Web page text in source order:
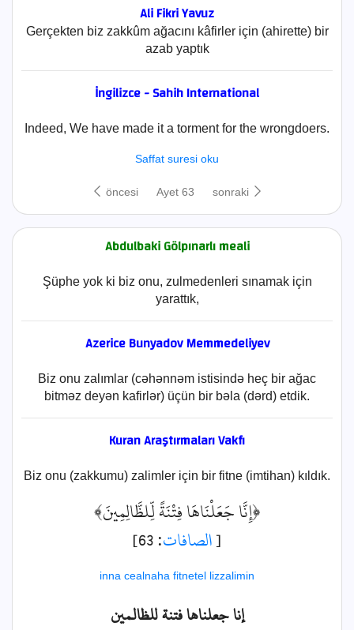
Ali Fikri Yavuz
Gerçekten biz zakkûm ağacını kâfirler için (ahirette) bir
azab yaptık
İngilizce - Sahih International
Indeed, We have made it a torment for the wrongdoers.
Saffat suresi oku
öncesi Ayet 63 sonraki
Abdulbaki Gölpınarlı meali
Şüphe yok ki biz onu, zulmedenleri sınamak için
yarattık,
Azerice Bunyadov Memmedeliyev
Biz onu zalımlar (cəhənnəm istisində heç bir ağac
bitməz deyən kafirlər) üçün bir bəla (dərd) etdik.
Kuran Araştırmaları Vakfı
Biz onu (zakkumu) zalimler için bir fitne (imtihan) kıldık.
﴿إِنَّا جَعَلْنَاهَا فِتْنَةً لِّلظَّالِمِينَ﴾
[الصافات: 63]
inna cealnaha fitnetel lizzalimin
إنا جعلناها فتنة للظالمين